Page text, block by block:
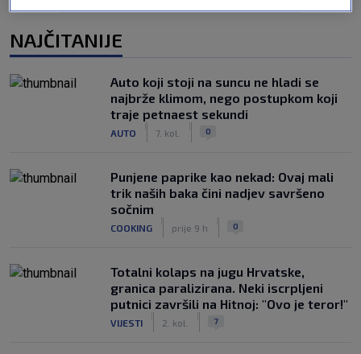
NAJČITANIJE
Auto koji stoji na suncu ne hladi se
najbrže klimom, nego postupkom koji
traje petnaest sekundi
AUTO 7. kol. 0
Punjene paprike kao nekad: Ovaj mali
trik naših baka čini nadjev savršeno
sočnim
COOKING prije 9 h 0
Totalni kolaps na jugu Hrvatske,
granica paralizirana. Neki iscrpljeni
putnici završili na Hitnoj: "Ovo je teror!"
VIJESTI 2. kol. 7